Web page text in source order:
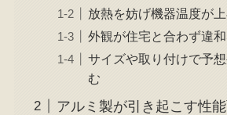
放熱を妨げ機器温度が
外観が住宅と合わず違
サイズや取り付けで予
む
アルミ製が引き起こす性